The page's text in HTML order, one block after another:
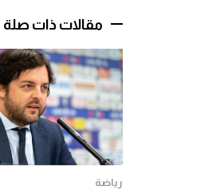
مقالات ذات صلة
رياضة